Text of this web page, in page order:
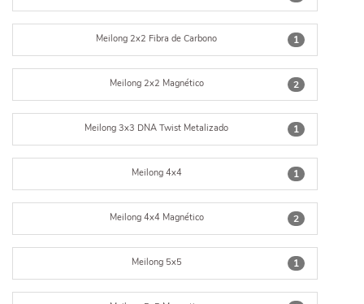
1
Meilong 2x2 Fibra de Carbono
2
Meilong 2x2 Magnético
1
Meilong 3x3 DNA Twist Metalizado
1
Meilong 4x4
2
Meilong 4x4 Magnético
1
Meilong 5x5